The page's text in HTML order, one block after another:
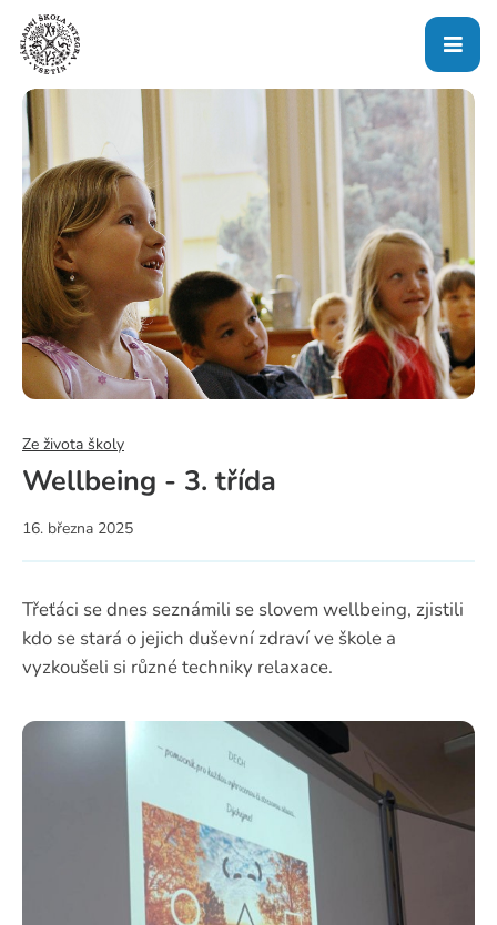
Ze života školy
Wellbeing - 3. třída
16. března 2025
Třeťáci se dnes seznámili se slovem wellbeing, zjistili
kdo se stará o jejich duševní zdraví ve škole a
vyzkoušeli si různé techniky relaxace.